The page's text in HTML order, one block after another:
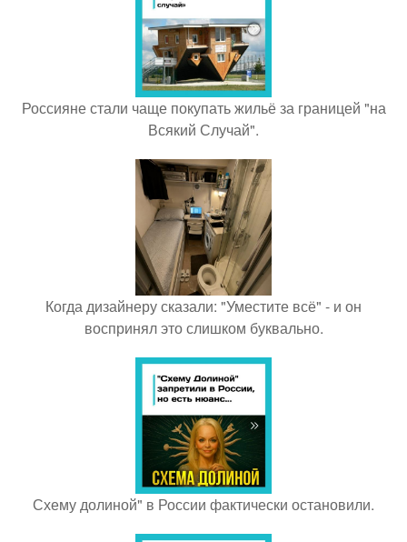
Россияне стали чаще покупать жильё за границей "на
Всякий Случай".
Когда дизайнеру сказали: "Уместите всё" - и он
воспринял это слишком буквально.
Схему долиной" в России фактически остановили.